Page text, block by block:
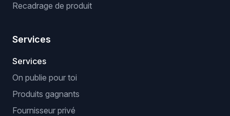
Recadrage de produit
Services
Services
On publie pour toi
Produits gagnants
Fournisseur privé